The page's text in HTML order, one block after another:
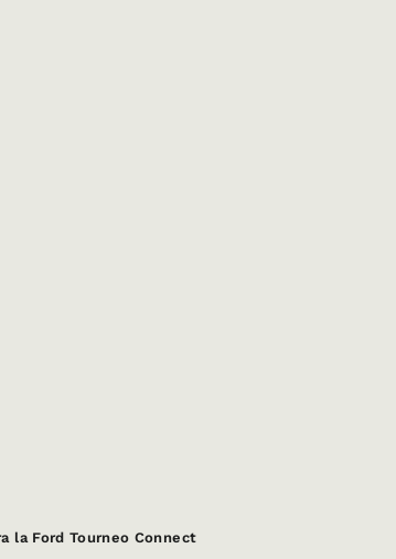
la Ford Tourneo Connect